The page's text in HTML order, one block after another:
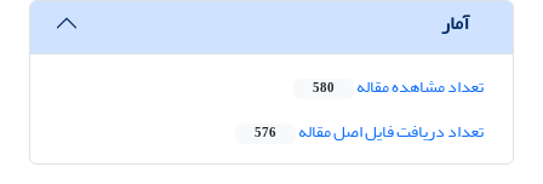
آمار
تعداد مشاهده مقاله 580
تعداد دریافت فایل اصل مقاله 576